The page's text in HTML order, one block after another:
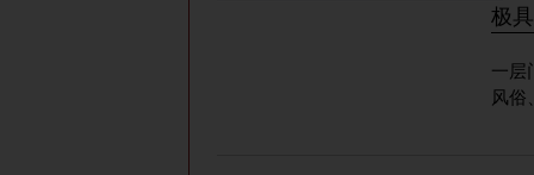
极
一层门厅 一层门厅 室内装饰设计
风俗